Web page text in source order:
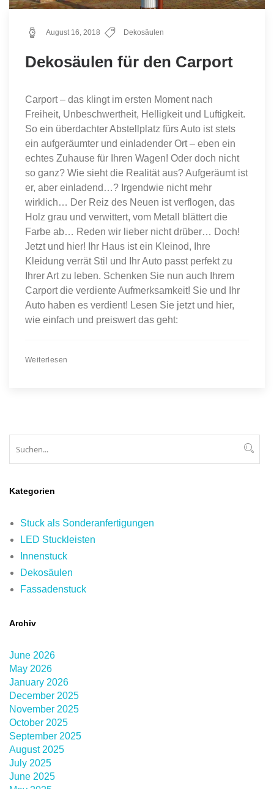
August 16, 2018 Dekosäulen
Dekosäulen für den Carport
Carport – das klingt im ersten Moment nach
Freiheit, Unbeschwertheit, Helligkeit und Luftigkeit.
So ein überdachter Abstellplatz fürs Auto ist stets
ein aufgeräumter und einladender Ort – eben ein
echtes Zuhause für Ihren Wagen! Oder doch nicht
so ganz? Wie sieht die Realität aus? Aufgeräumt ist
er, aber einladend…? Irgendwie nicht mehr
wirklich… Der Reiz des Neuen ist verflogen, das
Holz grau und verwittert, vom Metall blättert die
Farbe ab… Reden wir lieber nicht drüber… Doch!
Jetzt und hier! Ihr Haus ist ein Kleinod, Ihre
Kleidung verrät Stil und Ihr Auto passt perfekt zu
Ihrer Art zu leben. Schenken Sie nun auch Ihrem
Carport die verdiente Aufmerksamkeit! Sie und Ihr
Auto haben es verdient! Lesen Sie jetzt und hier,
wie einfach und preiswert das geht:
Weiterlesen
Kategorien
Stuck als Sonderanfertigungen
LED Stuckleisten
Innenstuck
Dekosäulen
Fassadenstuck
Archiv
June 2026
May 2026
January 2026
December 2025
November 2025
October 2025
September 2025
August 2025
July 2025
June 2025